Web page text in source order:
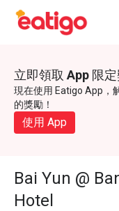
立即領取 App 限定
現在使用 Eatigo App，
的獎勵！
使用 App
Bai Yun @
Hotel